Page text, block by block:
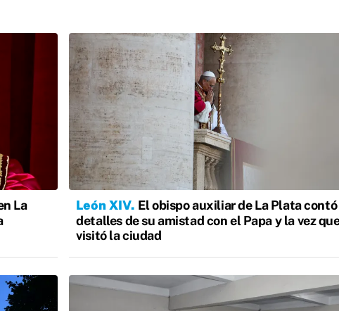
La
León XIV El obispo auxiliar de La Plata contó
detalles de su amistad con el Papa y la vez
visitó la ciudad